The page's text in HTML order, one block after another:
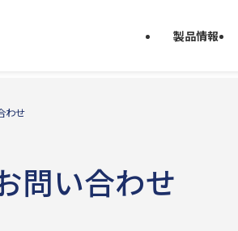
製品情報
わせ
問い合わせ